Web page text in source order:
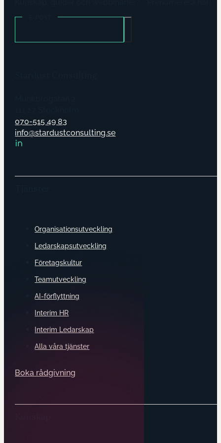
070-515 49 83
info@stardustconsulting.se
Organisationsutveckling
Ledarskapsutveckling
Företagskultur
Teamutveckling
AI-förflyttning
Interim HR
Interim Ledarskap
Alla våra tjänster
Boka rådgivning